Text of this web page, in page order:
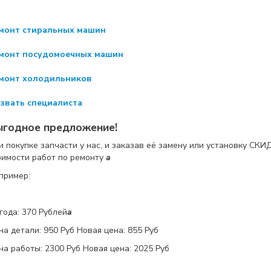
стиральных машин
посудомоечных машин
холодильников
специалиста
предложение!
покупке запчасти у нас, и заказав её замену или установку
работ по ремонту a
370 Рублейa
детали: 950 Руб Новая цена: 855 Руб
работы: 2300 Руб Новая цена: 2025 Руб